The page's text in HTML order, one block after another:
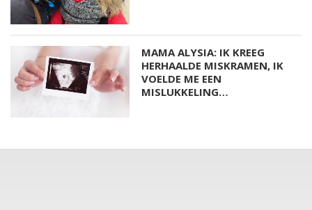
MAMA ALYSIA: IK KREEG
HERHAALDE MISKRAMEN, IK
VOELDE ME EEN
MISLUKKELING…